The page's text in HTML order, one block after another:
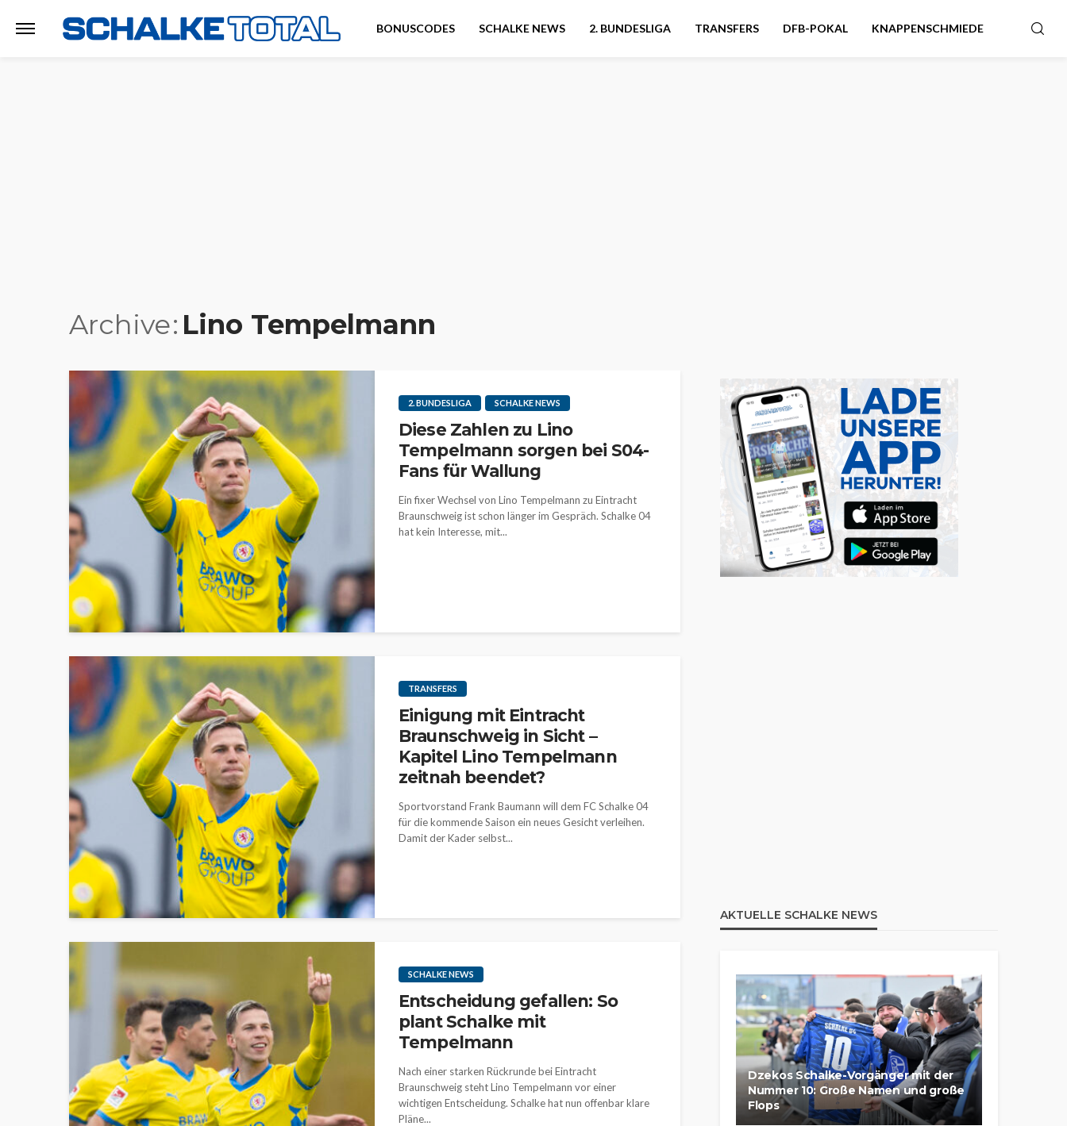
BONUSCODES SCHALKE NEWS 2. BUNDESLIGA TRANSFERS DFB-POKAL KNAPPENSCHMIEDE
Archive Lino Tempelmann
2. BUNDESLIGA SCHALKE NEWS
Diese Zahlen zu Lino
Tempelmann sorgen bei S04-
Fans für Wallung
Ein fixer Wechsel von Lino Tempelmann zu Eintracht
Braunschweig ist schon länger im Gespräch. Schalke 04
hat kein Interesse, mit...
TRANSFERS
Einigung mit Eintracht
Braunschweig in Sicht –
Kapitel Lino Tempelmann
zeitnah beendet?
Sportvorstand Frank Baumann will dem FC Schalke 04
für die kommende Saison ein neues Gesicht verleihen.
Damit der Kader selbst...
SCHALKE NEWS
Entscheidung gefallen: So
plant Schalke mit
Tempelmann
Nach einer starken Rückrunde bei Eintracht
Braunschweig steht Lino Tempelmann vor einer
wichtigen Entscheidung. Schalke hat nun offenbar klare
Pläne...
AKTUELLE SCHALKE NEWS
Dzekos Schalke-Vorgänger mit der
Nummer 10: Große Namen und große
Flops